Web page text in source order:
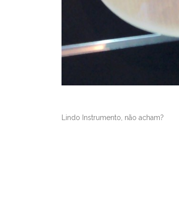
Lindo Instrumento, não acham?